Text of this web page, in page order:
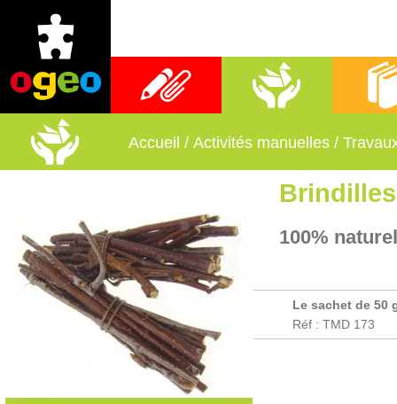
Fournitures scolaires Activités manuelles
Accueil / Activités manuelles /
100%
Le sachet de 50
Réf : TMD 173